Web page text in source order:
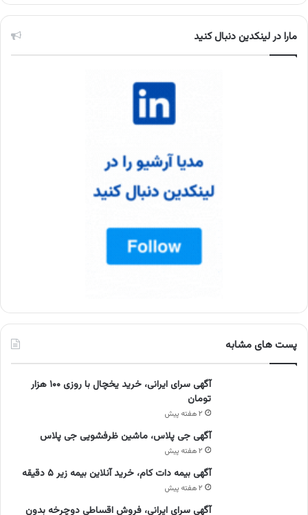
مارا در لینکدین دنبال کنید
پست های مشابه
آگهی سرای ایرانی، خرید یخچال با روزی ۱۰۰ هزار
تومان
۲ هفته پیش
آگهی جی پلاس، ماشین ظرفشویی جی پلاس
۲ هفته پیش
آگهی بیمه دات کام، خرید آنلاین بیمه زیر ۵ دقیقه
۲ هفته پیش
آگهی سرای ایرانی، فروش اقساطی دوچرخه بدون